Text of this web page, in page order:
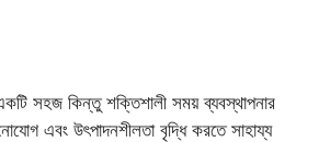
সহজ কিন্তু শক্তিশালী সময় ব্যবস্থাপনার
এবং উৎপাদনশীলতা বৃদ্ধি করতে সাহায্য